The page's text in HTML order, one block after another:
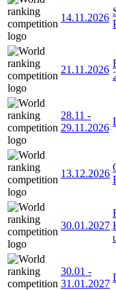
14.11.2026
21.11.2026
28.11 -
29.11.2026
13.12.2026
30.01.2027
30.01 -
31.01.2027